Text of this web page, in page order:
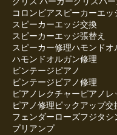
コロンビアスピーカーエッ
スピーカーエッジ交換
スピーカーエッジ張替え
スピーカー修理ハモンドオ
ハモンドオルガン修理
ビンテージピアノ
ビンテージピアノ修理
ピアノレクチャーピアノレ
ピアノ修理ピックアップ交
フェンダーローズフジタシ
プリアンプ